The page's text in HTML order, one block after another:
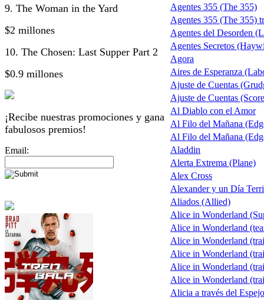
9. The Woman in the Yard
$2 millones
10. The Chosen: Last Supper Part 2
$0.9 millones
¡Recibe nuestras promociones y gana
fabulosos premios!
Email:
Agentes 355 (The 355)
Agentes 355 (The 355)
Agentes del Desorden
Agentes Secretos
Agora
Aires de Esperanza
Ajuste de Cuentas
Ajuste de Cuentas
Al Diablo con el Amor
Al Filo del Mañana
Al Filo del Mañana
Aladdin
Alerta Extrema (Plane)
Alex Cross
Alexander y un Día
Aliados (Allied)
Alice in Wonderland
Alice in Wonderland
Alice in Wonderland
Alice in Wonderland
Alice in Wonderland
Alice in Wonderland
Alicia a través del